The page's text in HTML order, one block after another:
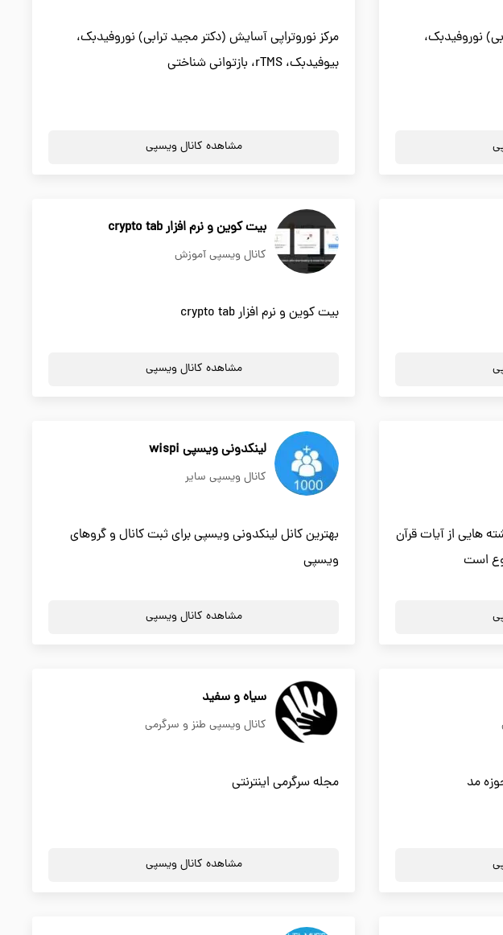
نوروفیدبک،
مرکز نوروتراپی آسایش (دکتر مجید ترابی) نوروفیدبک،
بیوفیدبک، rTMS، بازتوانی شناختی
مشاهده کانال ویسپی
بیت کوین و نرم افزار crypto tab
کانال ویسپی آموزش
بیت کوین و نرم افزار crypto tab
مشاهده کانال ویسپی
هایی از آیات قرآن
است
لینکدونی ویسپی wispi
کانال ویسپی سایر
بهترین کانل لینکدونی ویسپی برای ثبت کانال و گروهای
ویسپی
مشاهده کانال ویسپی
مد
سیاه و سفید
کانال ویسپی طنز و سرگرمی
مجله سرگرمی اینترنتی
مشاهده کانال ویسپی